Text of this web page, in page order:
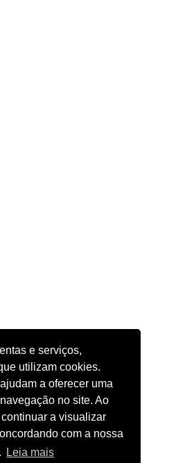
e serviços,
utilizam cookies.
a oferecer uma
no site. Ao
continuar a visualizar
com a nossa
Leia mais